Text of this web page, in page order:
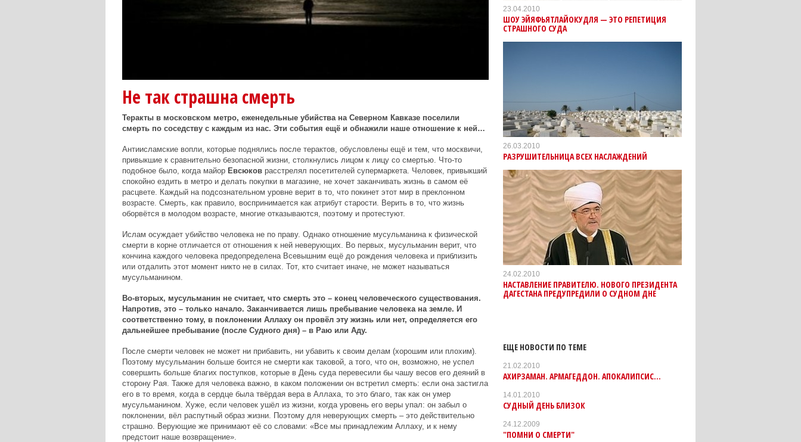
Не так страшна смерть
Теракты в московском метро, еженедельные убийства на Северном Кавказе поселили
смерть по соседству с каждым из нас. Эти события ещё и обнажили наше отношение к ней…
Антиисламские вопли, которые поднялись после терактов, обусловлены ещё и тем, что москвичи,
привыкшие к сравнительно безопасной жизни, столкнулись лицом к лицу со смертью. Что-то
подобное было, когда майор Евсюковрасстрелял посетителей супермаркета. Человек, привыкший
спокойно ездить в метро и делать покупки в магазине, не хочет заканчивать жизнь в самом её
расцвете. Каждый на подсознательном уровне верит в то, что покинет этот мир в преклонном
возрасте. Смерть, как правило, воспринимается как атрибут старости. Верить в то, что жизнь
оборвётся в молодом возрасте, многие отказываются, поэтому и протестуют.
Ислам осуждает убийство человека не по праву. Однако отношение мусульманина к физической
смерти в корне отличается от отношения к ней неверующих. Во первых, мусульманин верит, что
кончина каждого человека предопределена Всевышним ещё до рождения человека и приблизить
или отдалить этот момент никто не в силах. Тот, кто считает иначе, не может называться
мусульманином.
Во-вторых, мусульманин не считает, что смерть это – конец человеческого существования.
Напротив, это – только начало. Заканчивается лишь пребывание человека на земле. И
соответственно тому, в поклонении Аллаху он провёл эту жизнь или нет, определяется его
дальнейшее пребывание (после Судного дня) – в Раю или Аду.
После смерти человек не может ни прибавить, ни убавить к своим делам (хорошим или плохим).
Поэтому мусульманин больше боится не смерти как таковой, а того, что он, возможно, не успел
совершить больше благих поступков, которые в День суда перевесили бы чашу весов его деяний в
сторону Рая. Также для человека важно, в каком положении он встретил смерть: если она застигла
его в то время, когда в сердце была твёрдая вера в Аллаха, то это благо, так как он умер
мусульманином. Хуже, если человек ушёл из жизни, когда уровень его веры упал: он забыл о
поклонении, вёл распутный образ жизни. Поэтому для неверующих смерть – это действительно
страшно. Верующие же принимают её со словами: «Все мы принадлежим Аллаху, и к нему
предстоит наше возвращение».
23.04.2010
ШОУ ЭЙЯФЬЯТЛАЙОКУДЛЯ — ЭТО РЕПЕТИЦИЯ
СТРАШНОГО СУДА
26.03.2010
РАЗРУШИТЕЛЬНИЦА ВСЕХ НАСЛАЖДЕНИЙ
24.02.2010
НАСТАВЛЕНИЕ ПРАВИТЕЛЮ. НОВОГО ПРЕЗИДЕНТА
ДАГЕСТАНА ПРЕДУПРЕДИЛИ О СУДНОМ ДНЕ
ЕЩЕ НОВОСТИ ПО ТЕМЕ
21.02.2010
АХИРЗАМАН. АРМАГЕДДОН. АПОКАЛИПСИС…
14.01.2010
СУДНЫЙ ДЕНЬ БЛИЗОК
24.12.2009
"ПОМНИ О СМЕРТИ"